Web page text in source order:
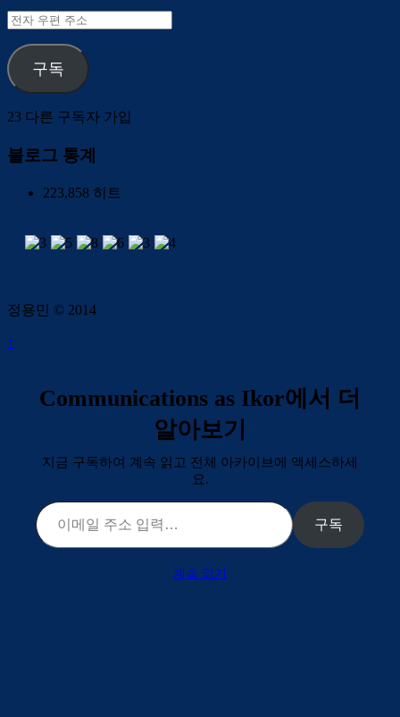
전
우
편
주
소
구독
23 다른 구독자 가입
블로그 통계
223,858 히트
정용민 © 2014
↑
Communications as Ikor에서 더
알아보기
지금 구독하여 계속 읽고 전체 아카이브에 액세스하세
요.
이메일 주소 입력…
구독
계속 읽기